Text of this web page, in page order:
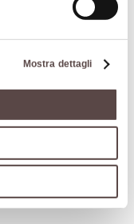
Mostra dettagli